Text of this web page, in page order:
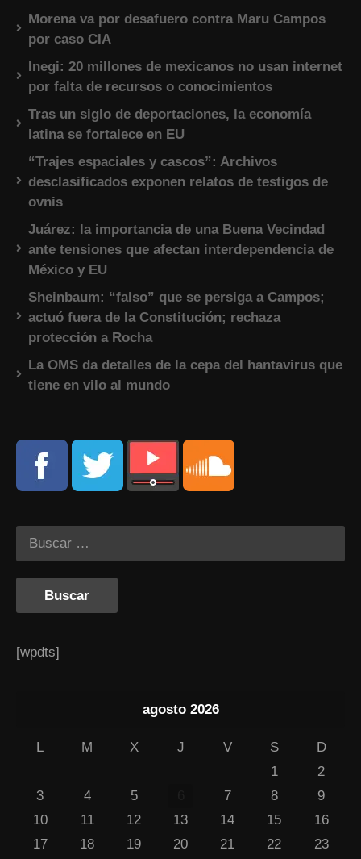
Morena va por desafuero contra Maru Campos
por caso CIA
Inegi: 20 millones de mexicanos no usan internet
por falta de recursos o conocimientos
Tras un siglo de deportaciones, la economía
latina se fortalece en EU
“Trajes espaciales y cascos”: Archivos
desclasificados exponen relatos de testigos de
ovnis
Juárez: la importancia de una Buena Vecindad
ante tensiones que afectan interdependencia de
México y EU
Sheinbaum: “falso” que se persiga a Campos;
actuó fuera de la Constitución; rechaza
protección a Rocha
La OMS da detalles de la cepa del hantavirus que
tiene en vilo al mundo
[wpdts]
agosto 2026
L M X J V S
D
1
2
3
4 5 7 8
9
10
11 12 13 14 15
16
17
18 19 20 21 22
23